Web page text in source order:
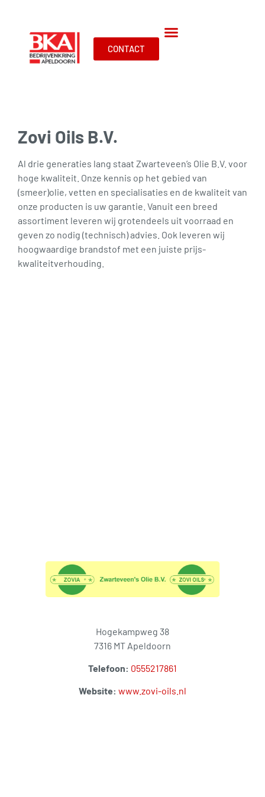
CONTACT
Zovi Oils B.V.
Al drie generaties lang staat Zwarteveen’s Olie B.V. voor
hoge kwaliteit. Onze kennis op het gebied van
(smeer)olie, vetten en specialisaties en de kwaliteit van
onze producten is uw garantie. Vanuit een breed
assortiment leveren wij grotendeels uit voorraad en
geven zo nodig (technisch) advies. Ook leveren wij
hoogwaardige brandstof met een juiste prijs-
kwaliteitverhouding.
Hogekampweg 38
7316 MT Apeldoorn
Telefoon: 0555217861
Website: www.zovi-oils.nl